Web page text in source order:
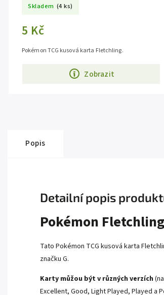
Skladem (4 ks)
5 Kč
Zobrazit
Pokémon TCG kusová karta Fletchling.
Popis
Detailní popis
Pokémon
Tato Pokémon TCG kusová karta
značku G.
Karty můžou být v různých verzích
Excellent, Good, Light Played, Played a